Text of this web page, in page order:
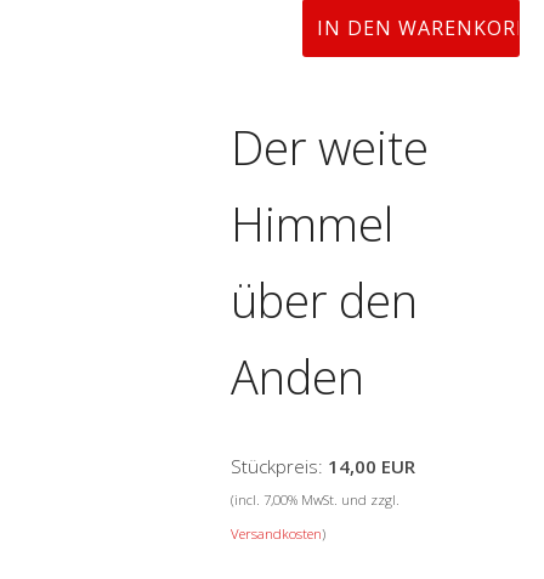
Der weite
Himmel
über den
Anden
Stückpreis: 14,00 EUR
(incl. 7,00% MwSt. und zzgl.
Versandkosten)